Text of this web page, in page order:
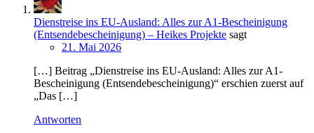
Dienstreise ins EU-Ausland: Alles zur A1-Bescheinigung
(Entsendebescheinigung) – Heikes Projekte sagt
21. Mai 2026
[…] Beitrag „Dienstreise ins EU-Ausland: Alles zur A1-
Bescheinigung (Entsendebescheinigung)“ erschien zuerst auf
„Das […]
Antworten